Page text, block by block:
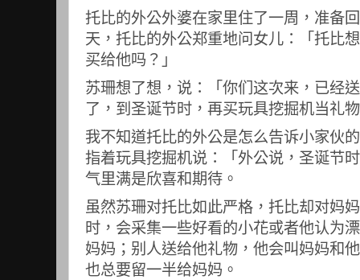
托比的外公外婆在家里住了一周，准备
天，托比的外公郑重地问女儿：「托比
买给他吗？」
苏珊想了想，说：「你们这次来，已经
了，到圣诞节时，再买玩具挖掘机当礼
我不知道托比的外公是怎么告诉小家伙
指着玩具挖掘机说：「外公说，圣诞节
气里满是欣喜和期待。
虽然苏珊对托比如此严格，托比却对妈
时，会采集一些好看的小花或者他认为
妈妈；别人送给他礼物，他会叫妈妈和
也总要留一半给妈妈。